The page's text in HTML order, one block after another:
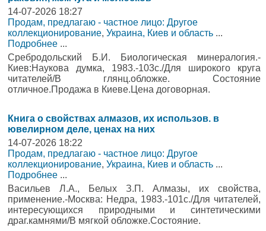
14-07-2026 18:27
Продам, предлагаю - частное лицо: Другое
коллекционирование, Украина, Киев и область ...
Подробнее ...
Сребродольский Б.И. Биологическая минералогия.-
Киев:Наукова думка, 1983.-103с./Для широкого круга
читателей/В глянц.обложке. Состояние
отличное.Продажа в Киеве.Цена договорная.
Книга о свойствах алмазов, их использов. в
ювелирном деле, ценах на них
14-07-2026 18:22
Продам, предлагаю - частное лицо: Другое
коллекционирование, Украина, Киев и область ...
Подробнее ...
Васильев Л.А., Белых З.П. Алмазы, их свойства,
применение.-Москва: Недра, 1983.-101с./Для читателей,
интересующихся природными и синтетическими
драг.камнями/В мягкой обложке.Состояние.